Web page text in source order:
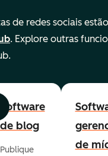
de redes sociais
. Explore outras
Avançar
Software
de blog
Publique
de